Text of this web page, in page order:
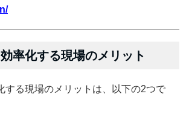
率化する現場のメリット
する現場のメリットは、以下の2つで